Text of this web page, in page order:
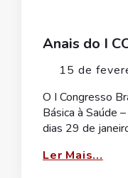
Anais do I
15 de
O I Congresso
Básica à Saúde
dias 29 de
Ler Mais...